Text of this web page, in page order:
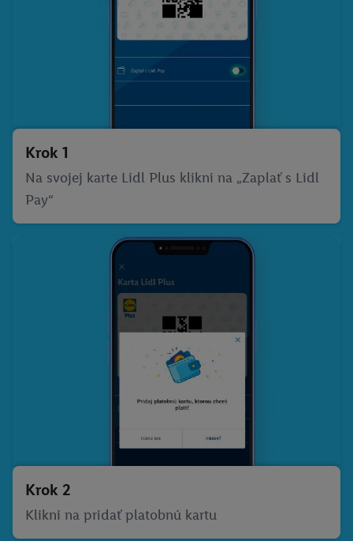
Krok 1
Na svojej karte Lidl Plus klikni na „Zaplať s Lidl
Pay“
Krok 2
Klikni na pridať platobnú kartu